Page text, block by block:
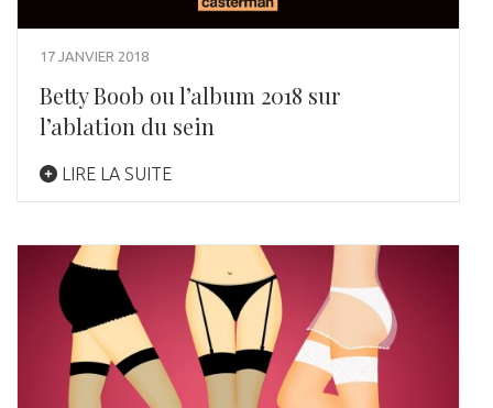
17 JANVIER 2018
Betty Boob ou l’album 2018 sur
l’ablation du sein
LIRE LA SUITE